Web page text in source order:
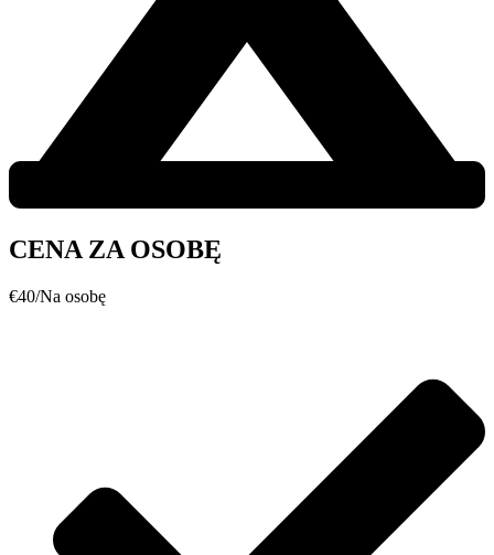
CENA ZA OSOBĘ
€40/Na osobę